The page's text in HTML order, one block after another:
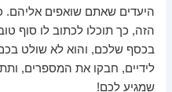
היעדים שאתם שואפים אליהם.
הזה, כך תוכלו לכתוב לו סוף
בכסף שלכם, והוא לא שולט
לידיים, חבקו את המספרים,
שמגיע לכם!